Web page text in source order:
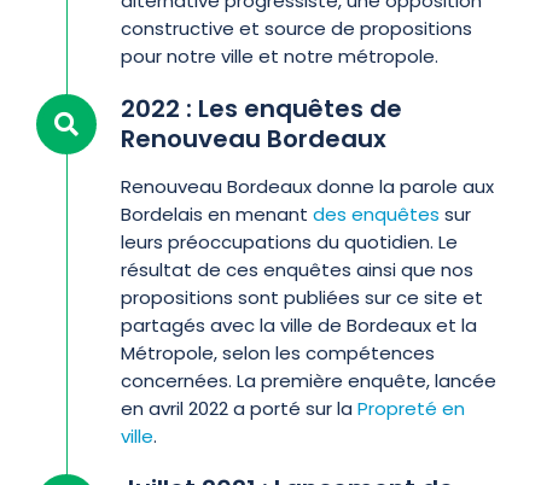
constructive et source de propositions
pour notre ville et notre métropole.
2022 : Les enquêtes de
Renouveau Bordeaux
Renouveau Bordeaux donne la parole aux
Bordelais en menant des enquêtes sur
leurs préoccupations du quotidien. Le
résultat de ces enquêtes ainsi que nos
propositions sont publiées sur ce site et
partagés avec la ville de Bordeaux et la
Métropole, selon les compétences
concernées. La première enquête, lancée
en avril 2022 a porté sur la Propreté en
ville.